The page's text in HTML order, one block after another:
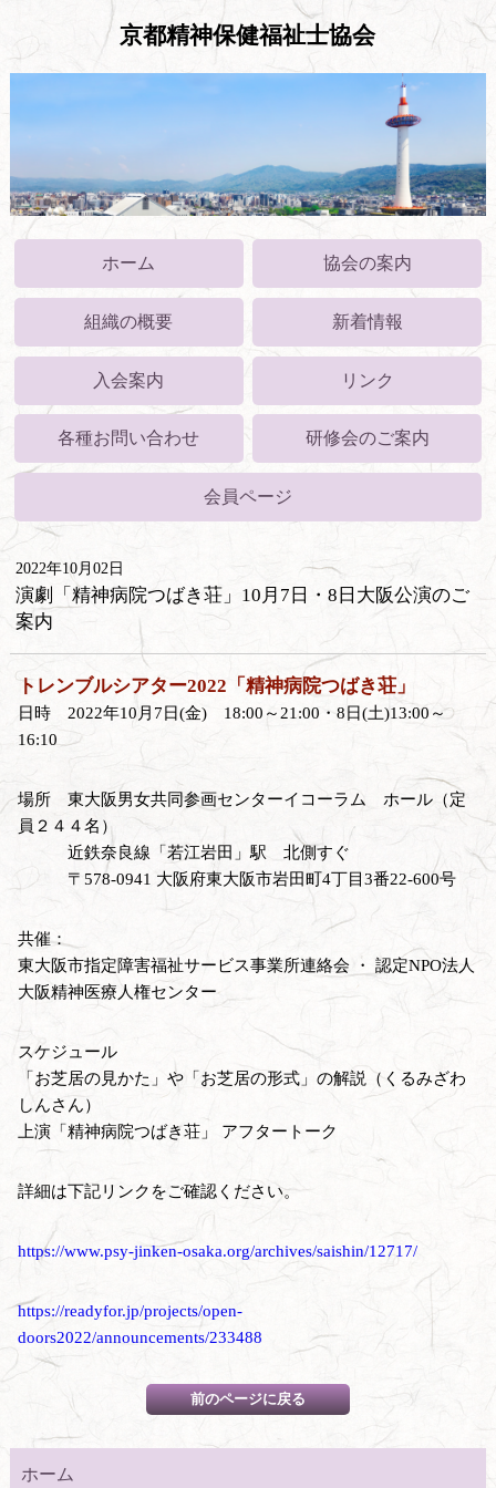
京都精神保健福祉士協会
ホーム 協会の案内
組織の概要 新着情報
入会案内 リンク
各種お問い合わせ 研修会のご案内
会員ページ
2022年10月02日
演劇「精神病院つばき荘」10月7日・8日大阪公演のご
案内
トレンブルシアター2022「精神病院つばき荘」
日時 2022年10月7日(金) 18:00～21:00・8日(土)13:00～
16:10
場所 東大阪男女共同参画センターイコーラム ホール（定
員２４４名）
近鉄奈良線「若江岩田」駅 北側すぐ
〒578-0941 大阪府東大阪市岩田町4丁目3番22-600号
共催：
東大阪市指定障害福祉サービス事業所連絡会 ・ 認定NPO法人
大阪精神医療人権センター
スケジュール
「お芝居の見かた」や「お芝居の形式」の解説（くるみざわ
しんさん）
上演「精神病院つばき荘」 アフタートーク
詳細は下記リンクをご確認ください。
https://www.psy-jinken-osaka.org/archives/saishin/12717/
https://readyfor.jp/projects/open-
doors2022/announcements/233488
ホーム